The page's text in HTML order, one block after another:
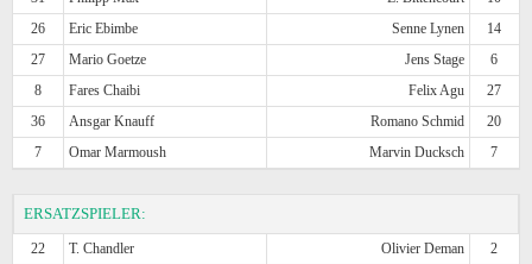
26
Eric Ebimbe Senne Lynen
14
27
Mario Goetze Jens Stage
6
8
Fares Chaibi Felix Agu
27
36
Ansgar Knauff Romano Schmid
20
7
Omar Marmoush Marvin Ducksch 7
ERSATZSPIELER:
22 T. Chandler Olivier Deman
2